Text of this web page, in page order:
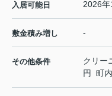
入居可能日 2026
敷金積み増し -
その他条件
クリー
円 町